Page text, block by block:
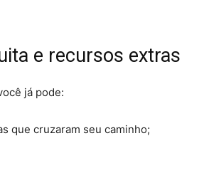
e recursos extras
já pode:
que cruzaram seu caminho;